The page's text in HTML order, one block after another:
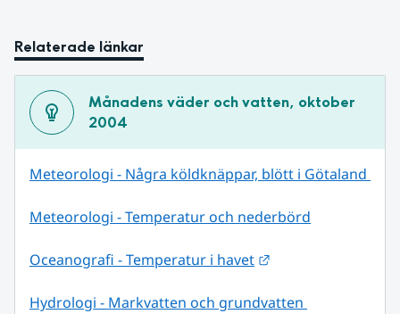
Relaterade länkar
Månadens väder och vatten, oktober
2004
Meteorologi - Några köldknäppar, blött i Götaland
Meteorologi - Temperatur och nederbörd
Oceanografi - Temperatur i havet
Hydrologi - Markvatten och grundvatten